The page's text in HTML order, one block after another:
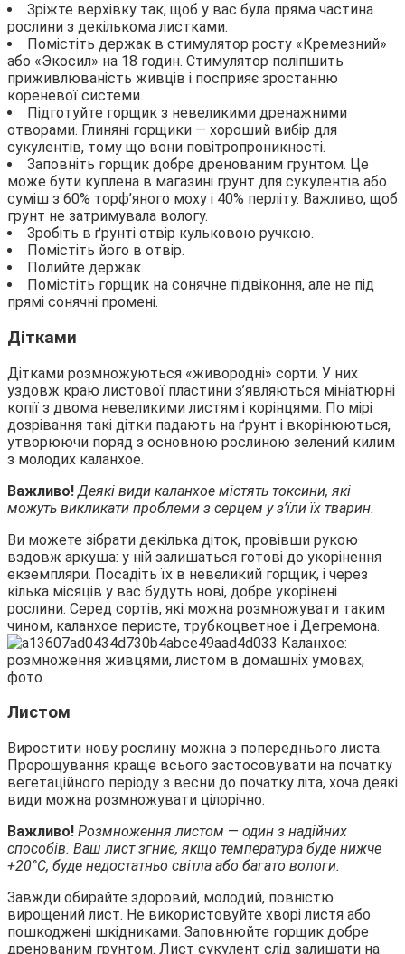
Зріжте верхівку так, щоб у вас була пряма частина
рослини з декількома листками.
Помістіть держак в стимулятор росту «Кремезний»
або «Экосил» на 18 годин. Стимулятор поліпшить
приживлюваність живців і посприяє зростанню
кореневої системи.
Підготуйте горщик з невеликими дренажними
отворами. Глиняні горщики — хороший вибір для
сукулентів, тому що вони повітропроникності.
Заповніть горщик добре дренованим грунтом. Це
може бути куплена в магазині грунт для сукулентів або
суміш з 60% торф’яного моху і 40% перліту. Важливо, щоб
грунт не затримувала вологу.
Зробіть в ґрунті отвір кульковою ручкою.
Помістіть його в отвір.
Полийте держак.
Помістіть горщик на сонячне підвіконня, але не під
прямі сонячні промені.
Дітками
Дітками розмножуються «живородні» сорти. У них
уздовж краю листової пластини з’являються мініатюрні
копії з двома невеликими листям і корінцями. По мірі
дозрівання такі дітки падають на ґрунт і вкорінюються,
утворюючи поряд з основною рослиною зелений килим
з молодих каланхое.
Важливо! Деякі види каланхое містять токсини, які
можуть викликати проблеми з серцем у з’їли їх тварин.
Ви можете зібрати декілька діток, провівши рукою
вздовж аркуша: у ній залишаться готові до укорінення
екземпляри. Посадіть їх в невеликий горщик, і через
кілька місяців у вас будуть нові, добре укорінені
рослини. Серед сортів, які можна розмножувати таким
чином, каланхое перисте, трубкоцветное і Дегремона.
Листом
Виростити нову рослину можна з попереднього листа.
Пророщування краще всього застосовувати на початку
вегетаційного періоду з весни до початку літа, хоча деякі
види можна розмножувати цілорічно.
Важливо! Розмноження листом — один з надійних
способів. Ваш лист згниє, якщо температура буде нижче
+20°C, буде недостатньо світла або багато вологи.
Завжди обирайте здоровий, молодий, повністю
вирощений лист. Не використовуйте хворі листя або
пошкоджені шкідниками. Заповнюйте горщик добре
дренованим грунтом. Лист сукулент слід залишати на